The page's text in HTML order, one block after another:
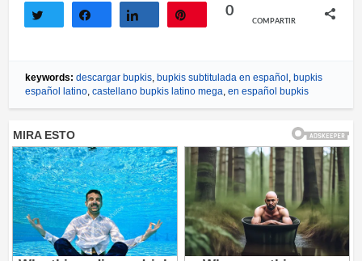
0
COMPARTIR
keywords: descargar bupkis, bupkis subtitulada en español , bupkis
español latino, castellano bupkis latino mega, en español bupkis